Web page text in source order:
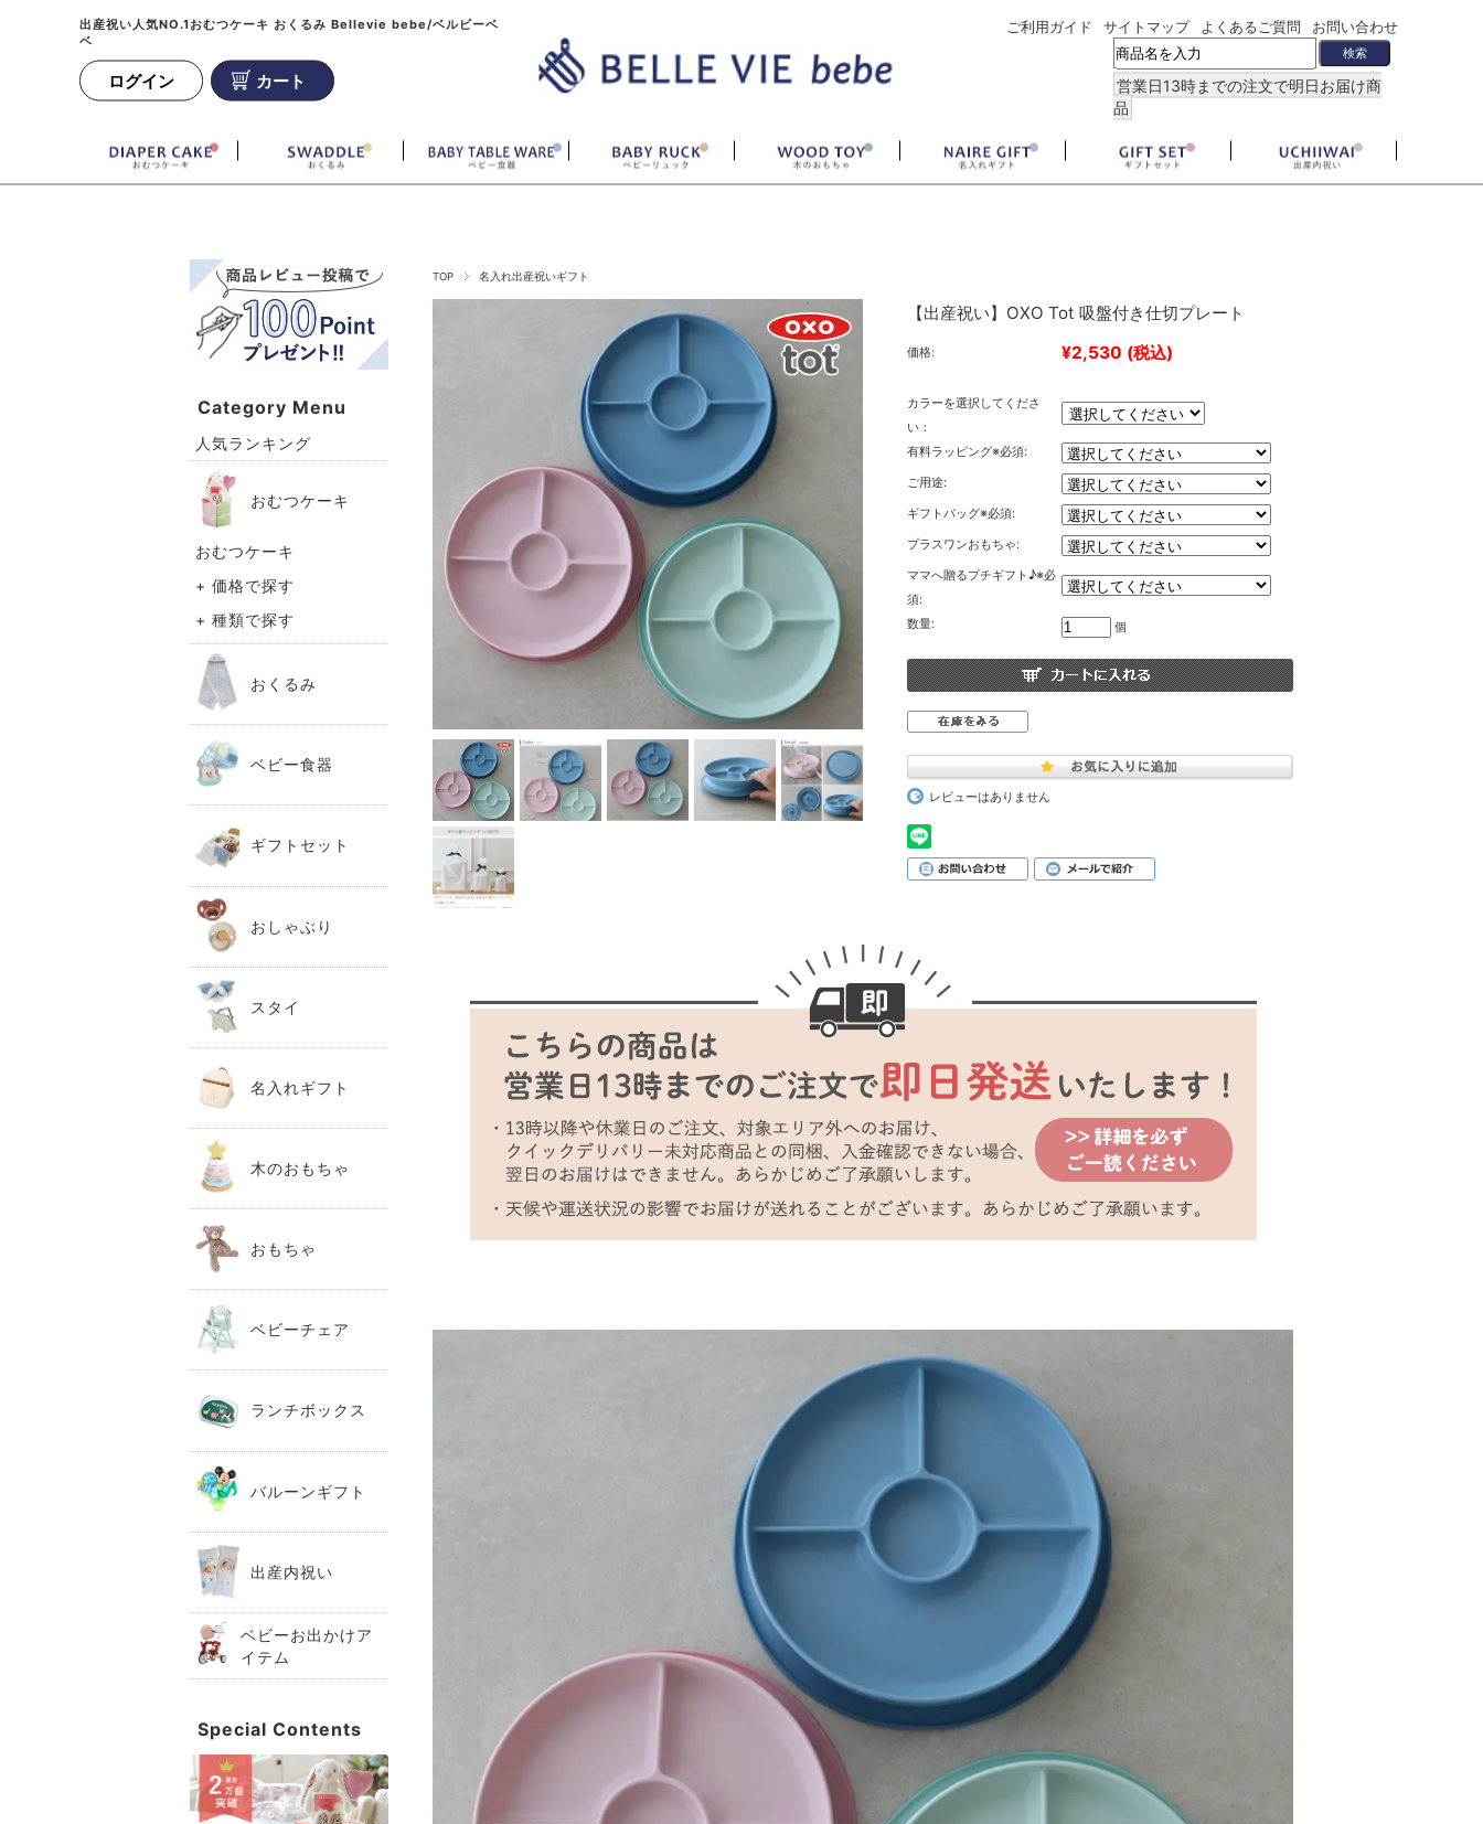
出産祝い人気NO.1おむつケーキ おくるみ Bellevie bebe/ベルビーベ
ベ
ログイン カート
ご利用ガイド サイトマップ よくあるご質問 お問い合わせ
営業日13時までの注文で明日お届け商
品
TOP 名入れ出産祝いギフト
【出産祝い】OXO Tot 吸盤付き仕切プレート
価格: ¥2,530 (税込)
カラーを選択してくださ
い：
有料ラッピング※必須:
ご用途:
ギフトバッグ※必須:
プラスワンおもちゃ:
ママへ贈るプチギフト♪※必
須:
数量:
個
レビューはありません
Category Menu
人気ランキング
おむつケーキ
おむつケーキ
+ 価格で探す
+ 種類で探す
おくるみ
ベビー食器
ギフトセット
おしゃぶり
スタイ
名入れギフト
木のおもちゃ
おもちゃ
ベビーチェア
ランチボックス
バルーンギフト
出産内祝い
ベビーお出かけア
イテム
Special Contents